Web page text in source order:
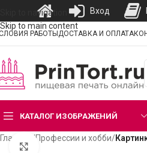
Skip to navigation
Skip to main content
РАБОТЫ ДОСТАВКА И ОПЛАТА
КАТАЛОГ ИЗОБРАЖЕНИЙ
Главная /Профессии и хобби/
Вход